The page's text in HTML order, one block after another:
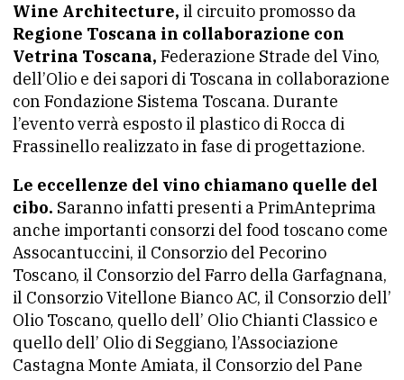
Wine Architecture, il circuito promosso da
Regione Toscana in collaborazione con
Vetrina Toscana, Federazione Strade del Vino,
dell’Olio e dei sapori di Toscana in collaborazione
con Fondazione Sistema Toscana. Durante
l’evento verrà esposto il plastico di Rocca di
Frassinello realizzato in fase di progettazione.
Le eccellenze del vino chiamano quelle del
cibo. Saranno infatti presenti a PrimAnteprima
anche importanti consorzi del food toscano come
Assocantuccini, il Consorzio del Pecorino
Toscano, il Consorzio del Farro della Garfagnana,
il Consorzio Vitellone Bianco AC, il Consorzio dell’
Olio Toscano, quello dell’ Olio Chianti Classico e
quello dell’ Olio di Seggiano, l’Associazione
Castagna Monte Amiata, il Consorzio del Pane